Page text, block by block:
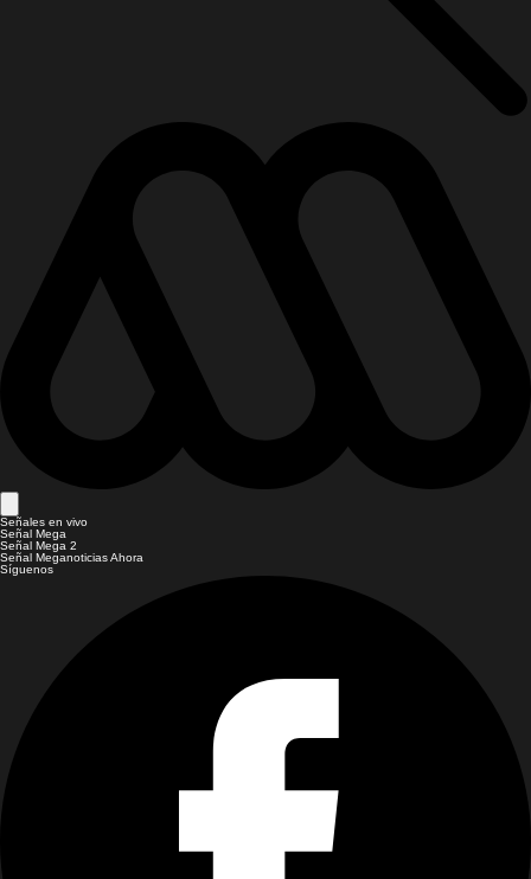
Señales en vivo
Señal Mega
Señal Mega 2
Señal Meganoticias Ahora
Síguenos